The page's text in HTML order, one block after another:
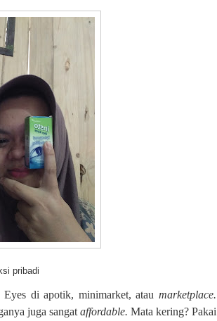
di apotik, minimarket, atau marketplace.
juga sangat affordable. Mata kering? Pakai